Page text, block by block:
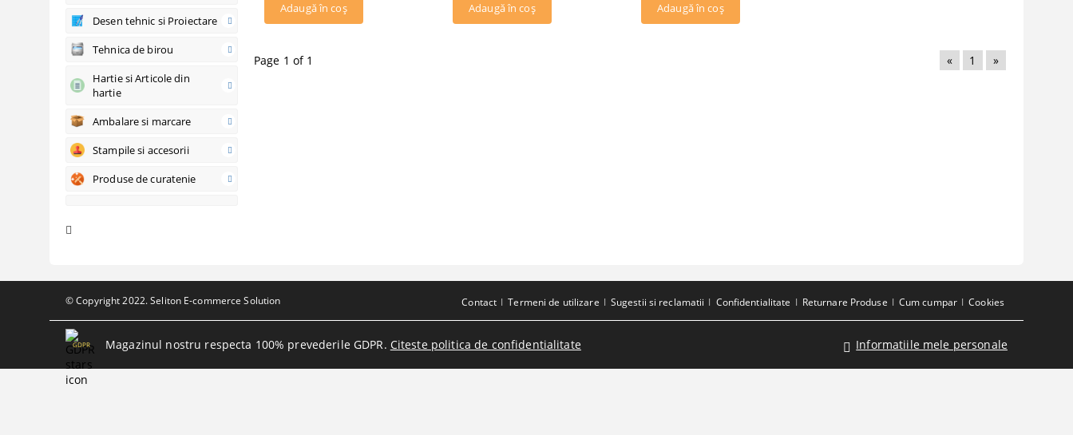
Desen tehnic si Proiectare
Tehnica de birou
Hartie si Articole din
hartie
Ambalare si marcare
Stampile si accesorii
Produse de curatenie
Page 1 of 1 « 1 »
© Copyright 2022. Seliton E-commerce Solution Contact Termeni de utilizare Sugestii si reclamatii Confidentialitate Returnare Produse Cum cumpar Cookies
GDPR Magazinul nostru respecta 100% prevederile GDPR. Citeste politica de confidentialitate Informatiile mele personale